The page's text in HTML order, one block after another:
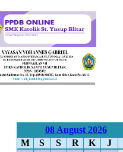
08 August 2026
M
S S R K J